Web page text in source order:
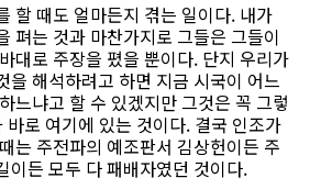
할 때도 얼마든지 겪는 일이다. 내가
펴는 것과 마찬가지로 그들은 그들이
대로 주장을 폈을 뿐이다. 단지 우리가
을 해석하려고 하면 지금 시국이 어느
느냐고 할 수 있겠지만 그것은 꼭 그렇
로 여기에 있는 것이다. 결국 인조가
는 주전파의 예조판서 김상헌이든 주
이든 모두 다 패배자였던 것이다.